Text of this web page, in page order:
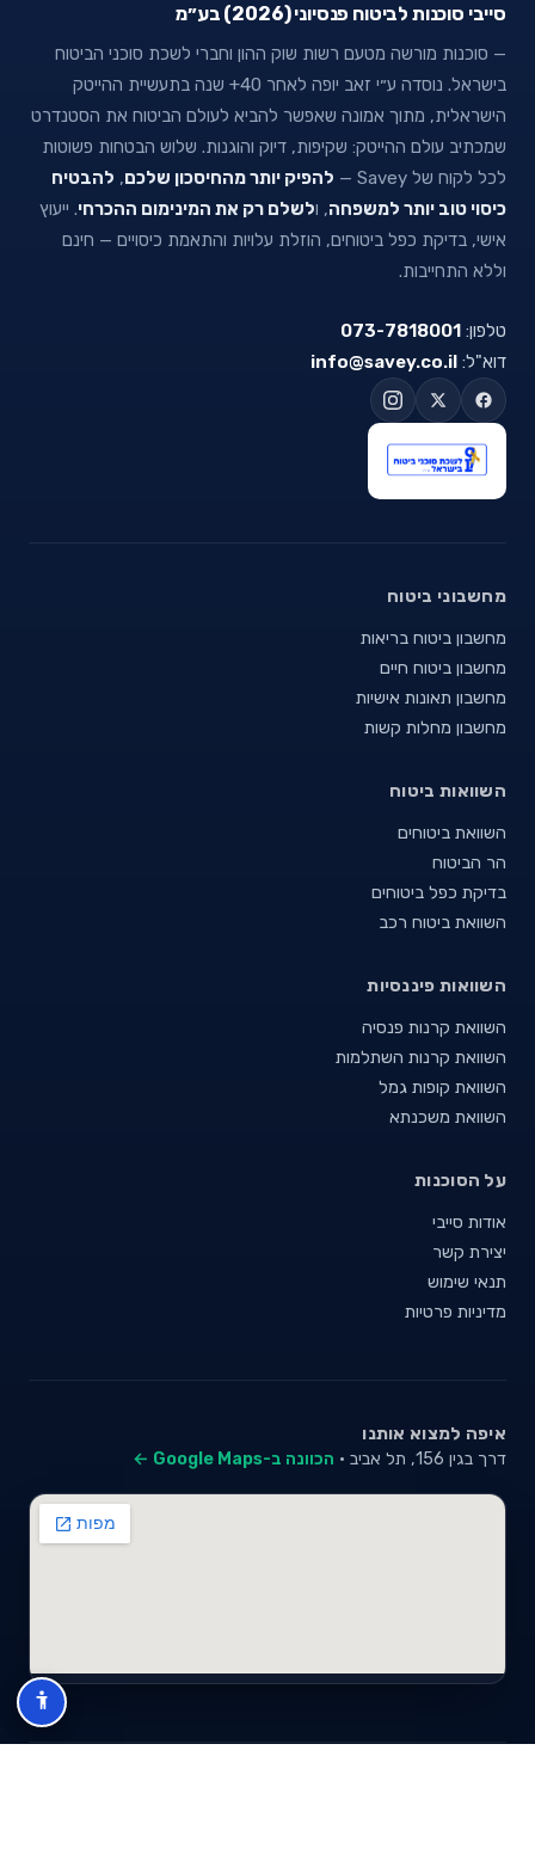
סייבי סוכנות לביטוח פנסיוני (2026) בע״מ
— סוכנות מורשה מטעם רשות שוק ההון וחברי לשכת סוכני הביטוח
בישראל. נוסדה ע״י זאב יופה לאחר 40+ שנה בתעשיית ההייטק
הישראלית, מתוך אמונה שאפשר להביא לעולם הביטוח את הסטנדרט
שמכתיב עולם ההייטק: שקיפות, דיוק והוגנות. שלוש הבטחות פשוטות
לכל לקוח של Savey —
להפיק יותר מהחיסכון שלכם, להבטיח
כיסוי טוב יותר למשפחה, ולשלם רק את המינימום ההכרחי. ייעוץ
אישי, בדיקת כפל ביטוחים, הוזלת עלויות והתאמת כיסויים — חינם
וללא התחייבות.
טלפון: 073-7818001
דוא"ל: info@savey.co.il
מחשבוני ביטוח
מחשבון ביטוח בריאות
מחשבון ביטוח חיים
מחשבון תאונות אישיות
מחשבון מחלות קשות
השוואות ביטוח
השוואת ביטוחים
הר הביטוח
בדיקת כפל ביטוחים
השוואת ביטוח רכב
השוואות פיננסיות
השוואת קרנות פנסיה
השוואת קרנות השתלמות
השוואת קופות גמל
השוואת משכנתא
על הסוכנות
אודות סייבי
יצירת קשר
תנאי שימוש
מדיניות פרטיות
איפה למצוא אותנו
דרך בגין 156, תל אביב · הכוונה ב-Google Maps ←